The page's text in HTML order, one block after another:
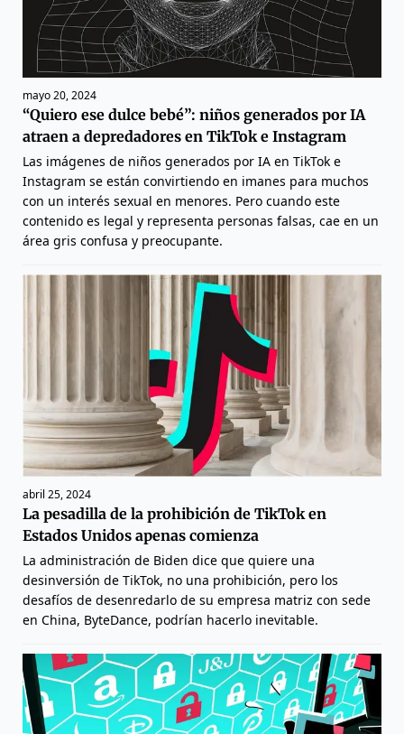
mayo 20, 2024
“Quiero ese dulce bebé”: niños generados por IA
atraen a depredadores en TikTok e Instagram
Las imágenes de niños generados por IA en TikTok e
Instagram se están convirtiendo en imanes para muchos
con un interés sexual en menores. Pero cuando este
contenido es legal y representa personas falsas, cae en un
área gris confusa y preocupante.
abril 25, 2024
La pesadilla de la prohibición de TikTok en
Estados Unidos apenas comienza
La administración de Biden dice que quiere una
desinversión de TikTok, no una prohibición, pero los
desafíos de desenredarlo de su empresa matriz con sede
en China, ByteDance, podrían hacerlo inevitable.